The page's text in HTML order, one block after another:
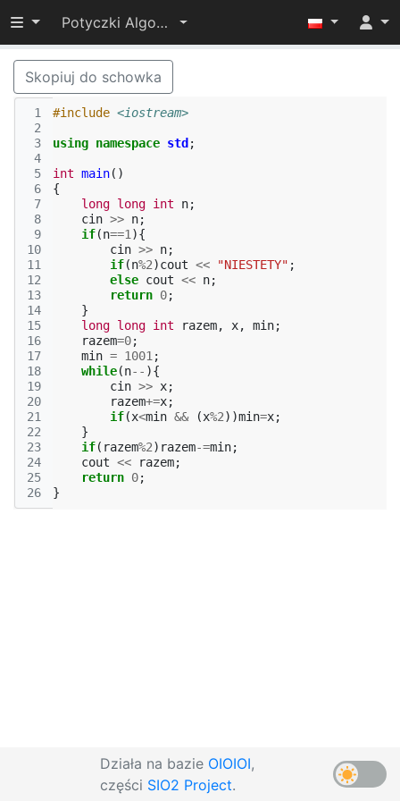
Przełącz widoczność menu
Potyczki Algorytmiczne 2015
Skopiuj do schowka
1
2
3
4
5
6
7
8
9
10
11
12
13
14
15
16
17
18
19
20
21
22
23
24
25
26
#include <iostream>
using namespace std ;
int main()
{
long long int n;
cin >> n;
if(n==1 ){
cin >> n;
if(n%2)cout << "NIESTETY" ;
else cout << n;
return 0;
}
long long int razem, x, min;
razem=0;
min = 1001 ;
while(n-- ){
cin >> x;
razem+=x;
if(x<min && (x%2))min=x;
}
if( razem%2) razem-=min;
cout << razem;
return 0;
}
Działa na bazie OIOIOI,
części SIO2 Project.